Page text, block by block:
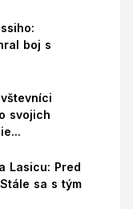
boj s
svojich
Lasicu: Pred
sa s tým